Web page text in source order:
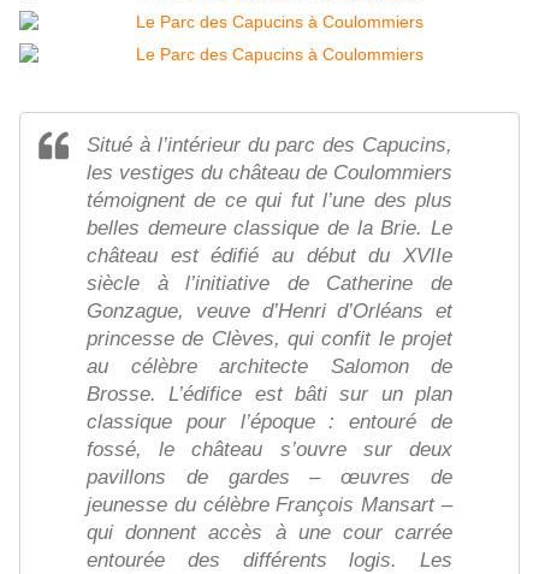
Situé à l’intérieur du parc des Capucins,
les vestiges du château de Coulommiers
témoignent de ce qui fut l’une des plus
belles demeure classique de la Brie. Le
château est édifié au début du XVIIe
siècle à l’initiative de Catherine de
Gonzague, veuve d’Henri d’Orléans et
princesse de Clèves, qui confit le projet
au célèbre architecte Salomon de
Brosse. L’édifice est bâti sur un plan
classique pour l’époque : entouré de
fossé, le château s’ouvre sur deux
pavillons de gardes – œuvres de
jeunesse du célèbre François Mansart –
qui donnent accès à une cour carrée
entourée des différents logis. Les